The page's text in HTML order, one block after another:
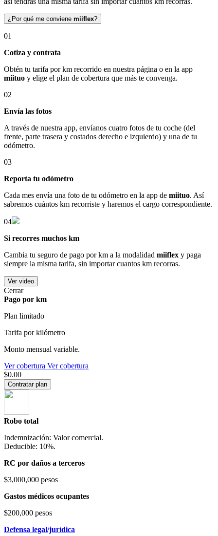
¿Por qué me conviene miiflex?
01
Cotiza y contrata
Obtén tu tarifa por km recorrido en nuestra página o en la app
miituo y elige el plan de cobertura que más te convenga.
02
Envía las fotos
A través de nuestra app, envíanos cuatro fotos de tu coche (del
frente, parte trasera y costados derecho e izquierdo) y una de tu
odómetro.
03
Reporta tu odómetro
Cada mes envía una foto de tu odómetro en la app de miituo. Así
sabremos cuántos km recorriste y haremos el cargo correspondiente.
04
Si recorres muchos km
Cambia tu seguro de pago por km a la modalidad miiflex y paga
siempre la misma tarifa, sin importar cuantos km recorras.
Ver video
Cerrar
Pago por km
Plan limitado
Tarifa por kilómetro
Monto mensual variable.
Ver cobertura Ver cobertura
$0.00
Contratar plan
Robo total
Indemnización: Valor comercial.
Deducible: 10%.
RC por daños a terceros
$3,000,000 pesos
Gastos médicos ocupantes
$200,000 pesos
Defensa legal/jurídica